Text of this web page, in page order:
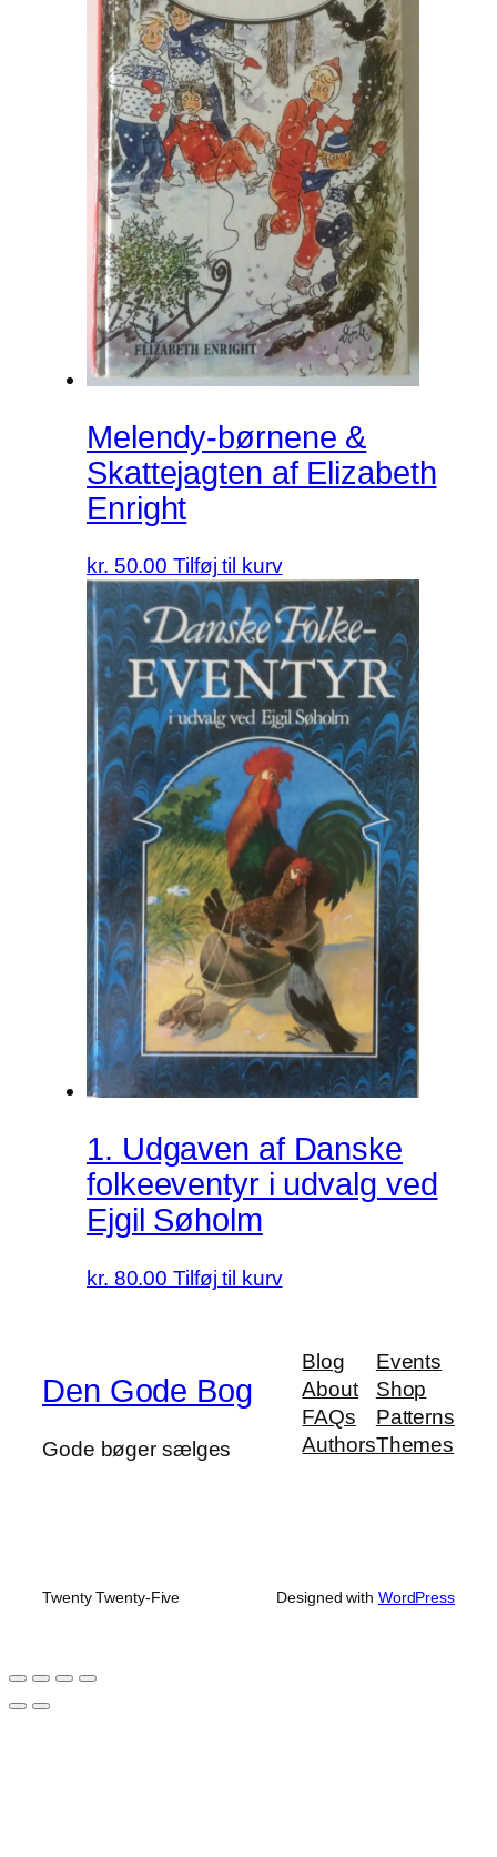
Melendy-børnene &
Skattejagten af Elizabeth
Enright
kr. 50.00 Tilføj til kurv
1. Udgaven af Danske
folkeeventyr i udvalg ved
Ejgil Søholm
kr. 80.00 Tilføj til kurv
Den Gode Bog
Gode bøger sælges
Blog
About
FAQs
Authors
Events
Shop
Patterns
Themes
Twenty Twenty-Five Designed with WordPress